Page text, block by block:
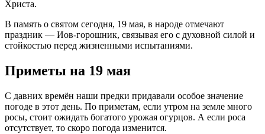
Христа.
В память о святом сегодня, 19 мая, в народе отмечают
праздник — Иов-горошник, связывая его с духовной силой и
стойкостью перед жизненными испытаниями.
Приметы на 19 мая
С давних времён наши предки придавали особое значение
погоде в этот день. По приметам, если утром на земле много
росы, стоит ожидать богатого урожая огурцов. А если роса
отсутствует, то скоро погода изменится.